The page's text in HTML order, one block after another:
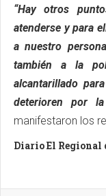
“Hay otros
atenderse y para
a nuestro
también a la
alcantarillado
deterioren por
manifestaron los
Diario El Regional